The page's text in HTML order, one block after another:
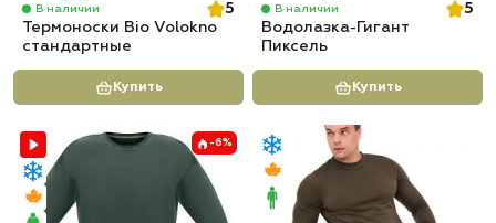
В наличии
5
Термоноски Bio Volokno
стандартные
Купить
В наличии
5
Водолазка-Гигант
Пиксель
Купить
-6%